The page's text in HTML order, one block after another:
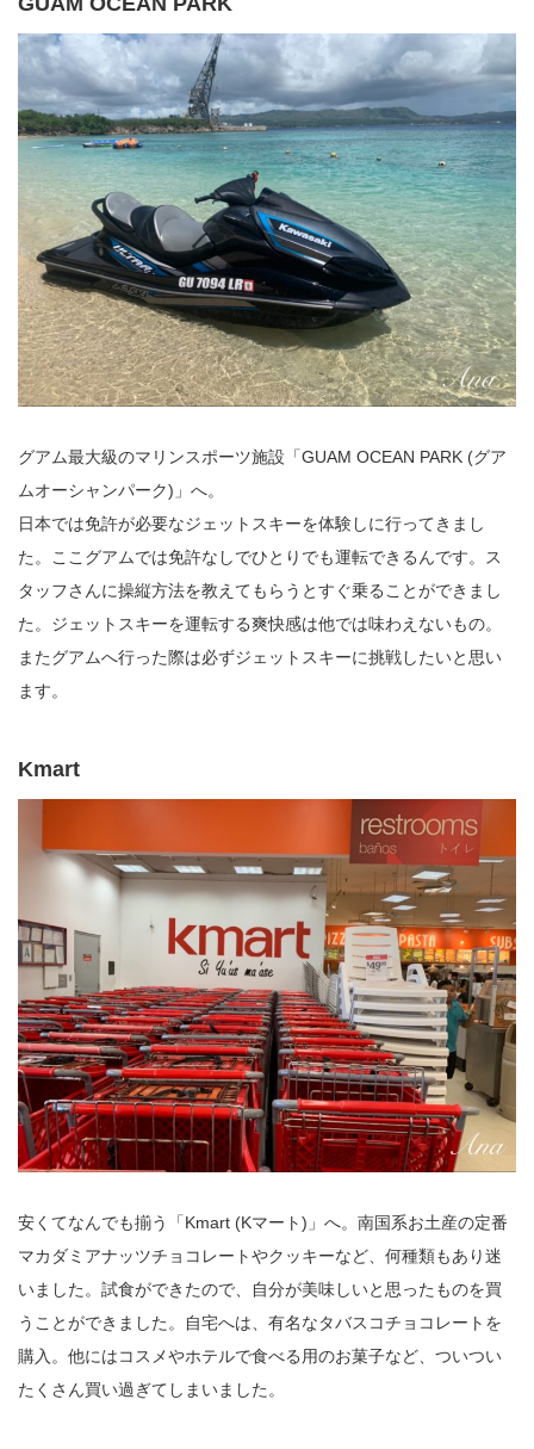
グアム最大級のマリンスポーツ施設「GUAM OCEAN PARK (グア
ムオーシャンパーク)」へ。
日本では免許が必要なジェットスキーを体験しに行ってきまし
た。ここグアムでは免許なしでひとりでも運転できるんです。ス
タッフさんに操縦方法を教えてもらうとすぐ乗ることができまし
た。ジェットスキーを運転する爽快感は他では味わえないもの。
またグアムへ行った際は必ずジェットスキーに挑戦したいと思い
ます。
Kmart
安くてなんでも揃う「Kmart (Kマート)」へ。南国系お土産の定番
マカダミアナッツチョコレートやクッキーなど、何種類もあり迷
いました。試食ができたので、自分が美味しいと思ったものを買
うことができました。自宅へは、有名なタバスコチョコレートを
購入。他にはコスメやホテルで食べる用のお菓子など、ついつい
たくさん買い過ぎてしまいました。